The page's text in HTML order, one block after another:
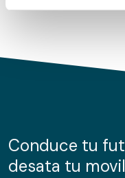
Obtenga más
de cookies.
información sobre el
nuestros partners de
Conduce tu
desata tu